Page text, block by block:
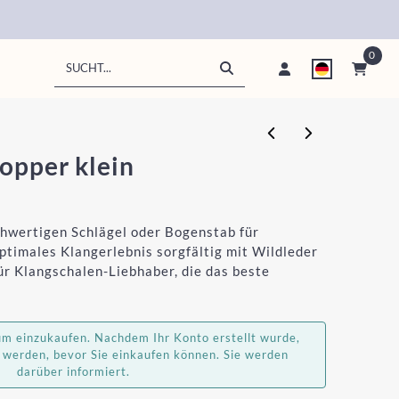
0
klein
Schlägel oder Bogenstab für
Klangerlebnis sorgfältig mit Wildleder
Klangschalen-Liebhaber, die das beste
einzukaufen. Nachdem Ihr Konto erstellt wurde,
bevor Sie einkaufen können. Sie werden
darüber informiert.